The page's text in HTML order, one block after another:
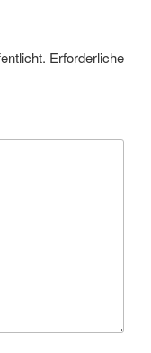
Erforderliche